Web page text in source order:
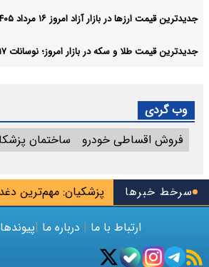
سرخط خبرها پزشکیان: مهم‌ترین شهریور
جدیدترین قیمت ارزها در بازار آزاد امروز ۱۶ مرداد ۱۴۰۵
جدیدترین قیمت طلا و سکه در بازار امروز؛ نوسانات ۱۷ مرداد ۱۴۰۵
وب گردی
فروش اقساطی خودرو
ساختمان
ارتباط با ما | درباره ما |پیوندها